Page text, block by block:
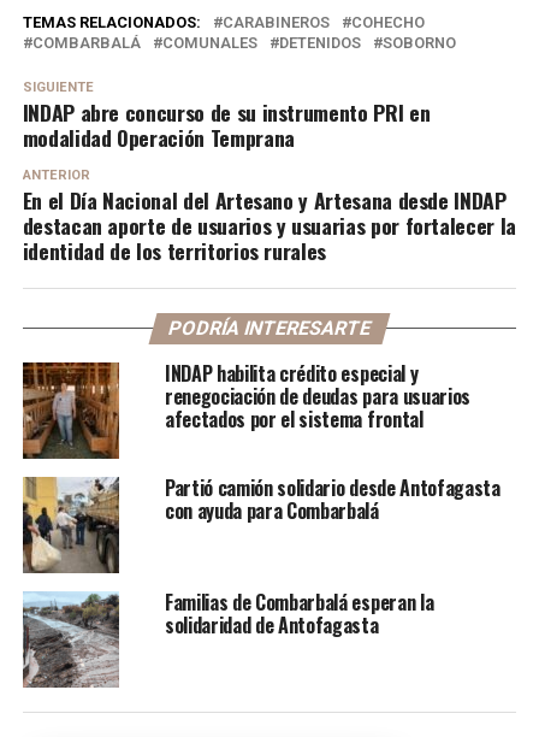
TEMAS RELACIONADOS: CARABINEROS
COHECHO
COMBARBALÁ
COMUNALES DETENIDOS SOBORNO
SIGUIENTE
INDAP abre concurso de su instrumento PRI en
modalidad Operación Temprana
ANTERIOR
En el Día Nacional del Artesano y Artesana desde INDAP
destacan aporte de usuarios y usuarias por fortalecer la
identidad de los territorios rurales
PODRÍA INTERESARTE
INDAP habilita crédito especial y
renegociación de deudas para usuarios
afectados por el sistema frontal
Partió camión solidario desde Antofagasta
con ayuda para Combarbalá
Familias de Combarbalá esperan la
solidaridad de Antofagasta